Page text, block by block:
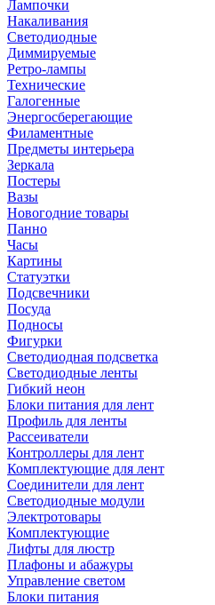
Лампочки
Накаливания
Светодиодные
Диммируемые
Ретро-лампы
Технические
Галогенные
Энергосберегающие
Филаментные
Предметы интерьера
Зеркала
Постеры
Вазы
Новогодние товары
Панно
Часы
Картины
Статуэтки
Подсвечники
Посуда
Подносы
Фигурки
Светодиодная подсветка
Светодиодные ленты
Гибкий неон
Блоки питания для лент
Профиль для ленты
Рассеиватели
Контроллеры для лент
Комплектующие для лент
Соединители для лент
Светодиодные модули
Электротовары
Комплектующие
Лифты для люстр
Плафоны и абажуры
Управление светом
Блоки питания